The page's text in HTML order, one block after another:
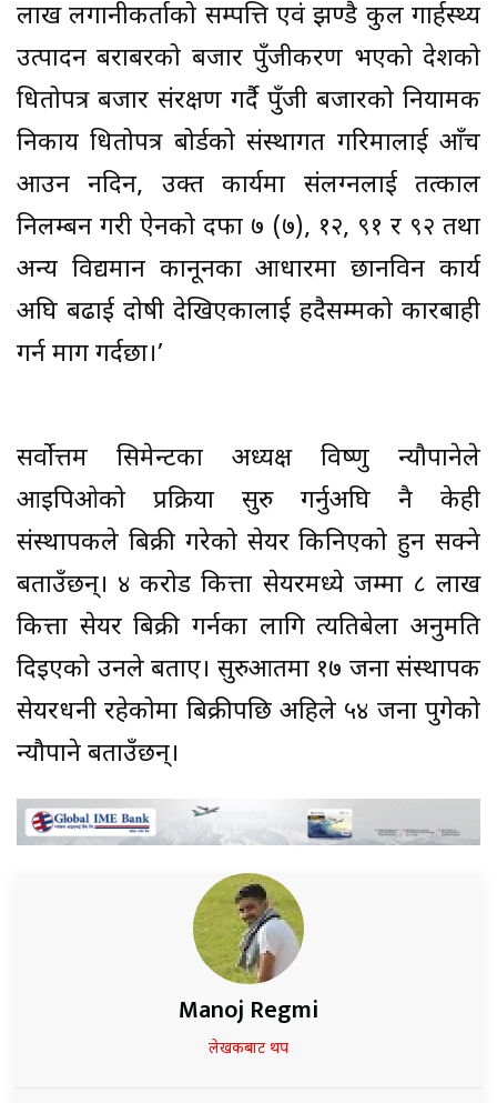
लाख लगानीकर्ताको सम्पत्ति एवं झण्डै कुल गार्हस्थ्य
उत्पादन बराबरको बजार पुँजीकरण भएको देशको
धितोपत्र बजार संरक्षण गर्दै पुँजी बजारको नियामक
निकाय धितोपत्र बोर्डको संस्थागत गरिमालाई आँच
आउन नदिन, उक्त कार्यमा संलग्नलाई तत्काल
निलम्बन गरी ऐनको दफा ७ (७), १२, ९१ र ९२ तथा
अन्य विद्यमान कानूनका आधारमा छानविन कार्य
अघि बढाई दोषी देखिएकालाई हदैसम्मको कारबाही
गर्न माग गर्दछौं।’
सर्वोत्तम सिमेन्टका अध्यक्ष विष्णु न्यौपानेले
आइपिओको प्रक्रिया सुरु गर्नुअघि नै केही
संस्थापकले बिक्री गरेको सेयर किनिएको हुन सक्ने
बताउँछन्। ४ करोड कित्ता सेयरमध्ये जम्मा ८ लाख
कित्ता सेयर बिक्री गर्नका लागि त्यतिबेला अनुमति
दिइएको उनले बताए। सुरुआतमा १७ जना संस्थापक
सेयरधनी रहेकोमा बिक्रीपछि अहिले ५४ जना पुगेको
न्यौपाने बताउँछन्।
Manoj Regmi
लेखकबाट थप